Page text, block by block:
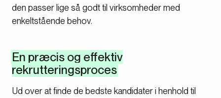
den passer lige så godt til virksomheder med
enkeltstående behov.
En præcis og effektiv
rekrutteringsproces
Ud over at finde de bedste kandidater i henhold til